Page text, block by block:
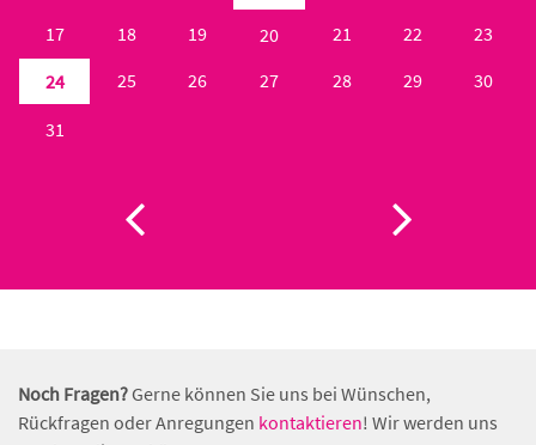
17
18 19 20 21 22
23
24
25 26 27 28 29 30
31
Noch Fragen? Gerne können Sie uns bei Wünschen,
Rückfragen oder Anregungen kontaktieren! Wir werden uns